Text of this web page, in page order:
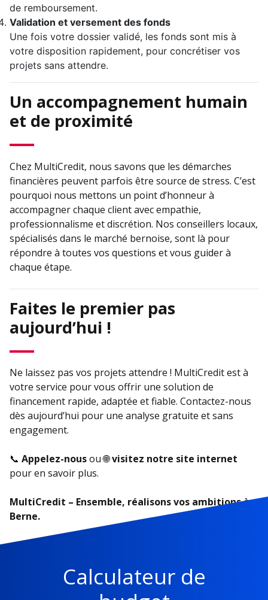
de remboursement.
Validation et versement des fonds
Une fois votre dossier validé, les fonds sont mis à
votre disposition rapidement, pour concrétiser vos
projets sans attendre.
Un accompagnement humain
et de proximité
Chez MultiCredit, nous savons que les démarches
financières peuvent parfois être source de stress. C’est
pourquoi nous mettons un point d’honneur à
accompagner chaque client avec empathie,
professionnalisme et discrétion. Nos conseillers locaux,
spécialisés dans le marché bernoise, sont là pour
répondre à toutes vos questions et vous guider à
chaque étape.
Faites le premier pas
aujourd’hui !
Ne laissez pas vos projets attendre ! MultiCredit est à
votre service pour vous offrir une solution de
financement rapide, adaptée et fiable. Contactez-nous
dès aujourd’hui pour une analyse gratuite et sans
engagement.
📞 Appelez-nousou 🌐visitez notre site internet
pour en savoir plus.
MultiCredit – Ensemble, réalisons vos ambitions à
Berne.
Calculateur de